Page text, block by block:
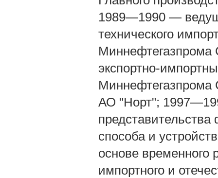
1989—1990 —
технического
экспортно-
АО "Норт";
способа и
основе временного
импортного и